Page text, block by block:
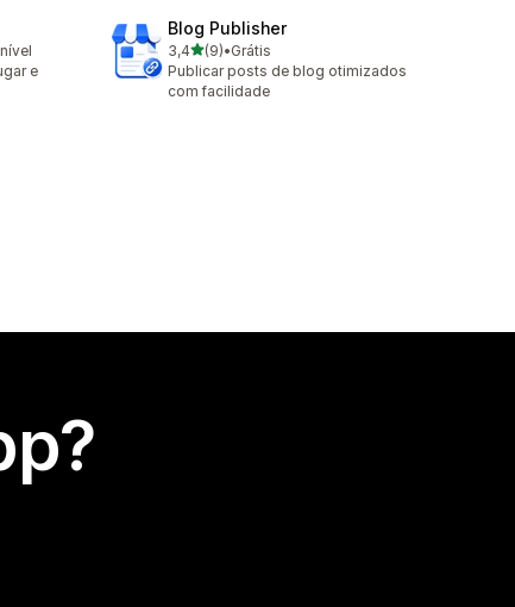
e
Blog Publisher
3,4de 5 estrelas
(9)
9 avaliações ao todo
•Grátis
Publicar posts de blog otimizados
com facilidade